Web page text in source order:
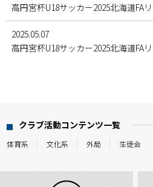
高円宮杯U18サッカー2025北海道
2025.05.07
高円宮杯U18サッカー2025北海道
高円宮杯U18サッカー2025北海道
高円宮杯U18サッカー2025北海道FA
クラブ活動コンテンツ一覧
体育系 文化系 外局 生徒会